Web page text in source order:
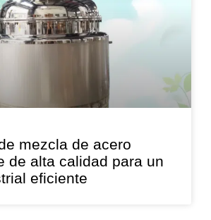
mezcla de acero
de alta calidad para un
eficiente